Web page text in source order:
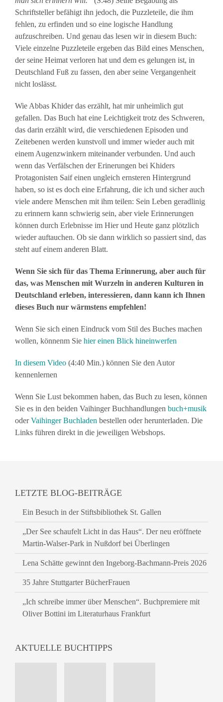
Schriftsteller befähigt ihn jedoch, die Puzzleteile, die ihm
fehlen, zu erfinden und so eine logische Handlung
aufzuschreiben. Und genau das lesen wir in diesem Buch:
Viele einzelne Puzzleteile ergeben das Bild eines Menschen,
der seine Heimat verloren hat und dem es gelungen ist, in
Deutschland Fuß zu fassen, den aber seine Vergangenheit
nicht loslässt.
Wie Abbas Khider das erzählt, hat mir unheimlich gut
gefallen. Das Buch hat eine Leichtigkeit trotz des Schweren,
das darin erzählt wird, die verschiedenen Episoden und
Zeitebenen werden kunstvoll und immer wieder auch mit
einem Augenzwinkern miteinander verbunden. Und auch
wenn das Verfälschen der Erinerungen bei Khiders
Protagonisten Saif einen ungleich ernsteren Hintergrund
haben, so ist es doch eine Erfahrung, die ich und sicher auch
viele andere Menschen mit ihm teilen: Sein Leben geradlinig
zu erinnern kann schwierig sein, aber viele Erinnerungen
können durch Erlebnisse im Hier und Heute ganz plötzlich
wieder auftauchen. Ob sie dann wirklich so passiert sind, das
steht auf einem anderen Blatt.
Wenn Sie sich für das Thema Erinnerung, aber auch für
das, was Menschen mit Wurzeln in anderen Kulturen in
Deutschland erleben, interessieren, dann kann ich Ihnen
dieses Buch nur wärmstens empfehlen!
Wenn Sie sich einen Eindruck vom Stil des Buches machen
wollen, könnenm Sie hier einen Blick hineinwerfen
In diesem Video (4:40 Min.) können Sie den Autor
kennenlernen
Wenn Sie Lust bekommen haben, das Buch zu lesen, können
Sie es in den beiden Vaihinger Buchhandlungen buch+musik
oderVaihinger Buchladen bestellen oder herunterladen. Die
Links führen direkt in die jeweiligen Webshops.
LETZTE BLOG-BEITRÄGE
Ein Besuch in der Stiftsbibliothek St. Gallen
„Der See schaufelt Licht in das Haus“. Der neu eröffnete
Martin-Walser-Park in Nußdorf bei Überlingen
Lena Schätte gewinnt den Ingeborg-Bachmann-Preis 2026
35 Jahre Stuttgarter BücherFrauen
„Ich schreibe immer über Menschen“. Buchpremiere mit
Oliver Bottini im Literaturhaus Frankfurt
AKTUELLE BUCHTIPPS